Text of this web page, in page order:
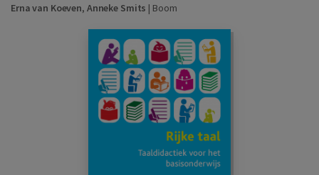
Erna van Koeven, Anneke Smits | Boom